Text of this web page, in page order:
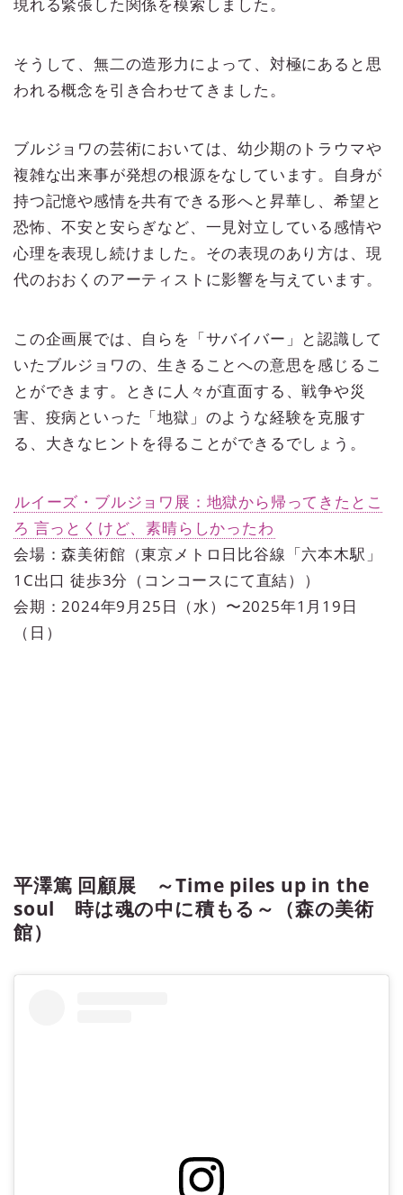
そうして、無二の造形力によって、対極にあると思
われる概念を引き合わせてきました。
ブルジョワの芸術においては、幼少期のトラウマや
複雑な出来事が発想の根源をなしています。自身が
持つ記憶や感情を共有できる形へと昇華し、希望と
恐怖、不安と安らぎなど、一見対立している感情や
心理を表現し続けました。その表現のあり方は、現
代のおおくのアーティストに影響を与えています。
この企画展では、自らを「サバイバー」と認識して
いたブルジョワの、生きることへの意思を感じるこ
とができます。ときに人々が直面する、戦争や災
害、疫病といった「地獄」のような経験を克服す
る、大きなヒントを得ることができるでしょう。
ルイーズ・ブルジョワ展：地獄から帰ってきたとこ
ろ 言っとくけど、素晴らしかったわ
会場：森美術館（東京メトロ日比谷線「六本木駅」
1C出口 徒歩3分（コンコースにて直結））
会期：2024年9月25日（水）〜2025年1月19日
（日）
平澤篤 回顧展 ～Time piles up in the
soul 時は魂の中に積もる～（森の美術
館）